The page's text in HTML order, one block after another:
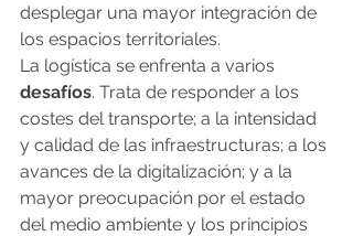
desplegar una mayor integración de
los espacios territoriales.
La logística se enfrenta a varios
desafíos. Trata de responder a los
costes del transporte; a la intensidad
y calidad de las infraestructuras; a los
avances de la digitalización; y a la
mayor preocupación por el estado
del medio ambiente y los principios